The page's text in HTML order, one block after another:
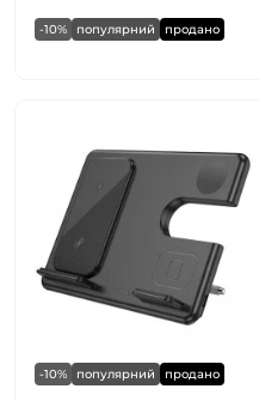
-10% популярний продано
-10% популярний продано